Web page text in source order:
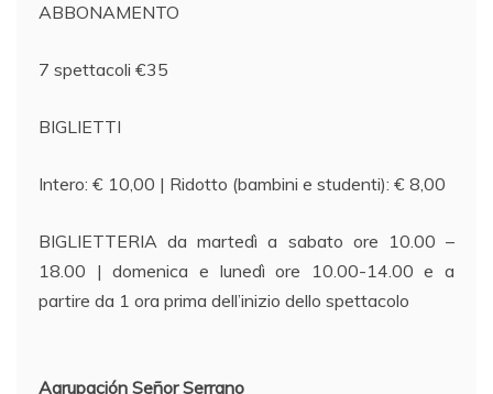
ABBONAMENTO
7 spettacoli €35
BIGLIETTI
Intero: € 10,00 | Ridotto (bambini e studenti): € 8,00
BIGLIETTERIA da martedì a sabato ore 10.00 –
18.00 | domenica e lunedì ore 10.00-14.00 e a
partire da 1 ora prima dell’inizio dello spettacolo
Agrupación Señor Serrano